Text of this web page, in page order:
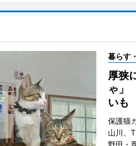
暮らす
厚狭
ゃ」
いも
保護猫
山川、